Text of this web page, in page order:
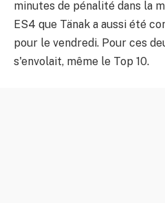
minutes de pénalité dans la
ES4 que Tänak a aussi été
pour le vendredi. Pour ces
s'envolait, même le Top 10.